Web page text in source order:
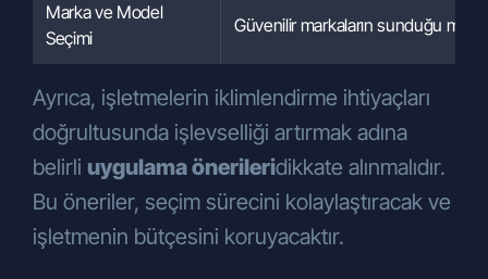
Marka ve Model
Seçimi
Güvenilir markaların sunduğu
Ayrıca, işletmelerin iklimlendirme ihtiyaçları
doğrultusunda işlevselliği artırmak adına
belirli uygulama önerileridikkate alınmalıdır.
Bu öneriler, seçim sürecini kolaylaştıracak ve
işletmenin bütçesini koruyacaktır.